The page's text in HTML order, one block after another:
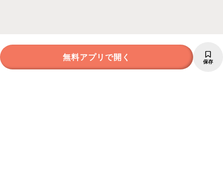
無料アプリで開く 保存